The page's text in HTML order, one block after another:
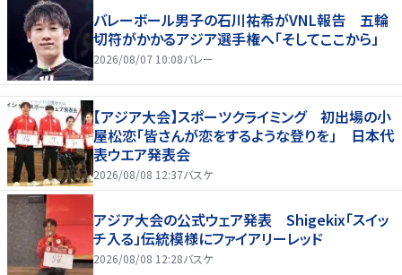
バレーボール男子の石川祐希がVNL報告 五輪
切符がかかるアジア選手権へ「そしてここから」
2026/08/07 10:08バレー
【アジア大会】スポーツクライミング 初出場の小
屋松恋「皆さんが恋をするような登りを」 日本代
表ウエア発表会
2026/08/08 12:37バスケ
アジア大会の公式ウェア発表 Shigekix「スイッ
チ入る」伝統模様にファイアリーレッド
2026/08/08 12:28バスケ